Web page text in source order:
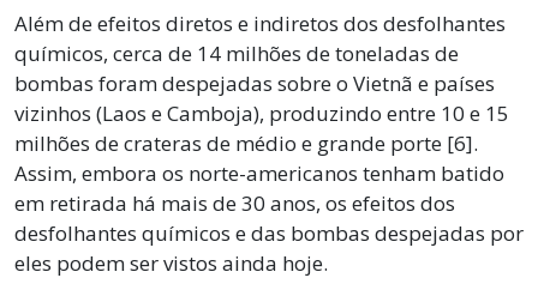
Além de efeitos diretos e indiretos dos desfolhantes
químicos, cerca de 14 milhões de toneladas de
bombas foram despejadas sobre o Vietnã e países
vizinhos (Laos e Camboja), produzindo entre 10 e 15
milhões de crateras de médio e grande porte [6].
Assim, embora os norte-americanos tenham batido
em retirada há mais de 30 anos, os efeitos dos
desfolhantes químicos e das bombas despejadas por
eles podem ser vistos ainda hoje.